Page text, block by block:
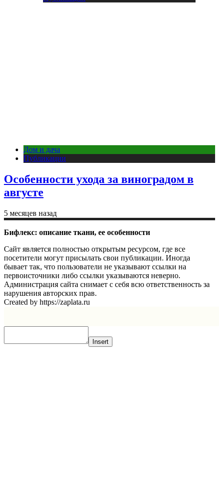
Дом и дача
Публикации
Особенности ухода за виноградом в
августе
5 месяцев назад
Бифлекс: описание ткани, ее особенности
Сайт является полностью открытым ресурсом, где все
посетители могут присылать свои публикации. Иногда
бывает так, что пользователи не указывают ссылки на
первоисточники либо ссылки указываются неверно.
Администрация сайта снимает с себя всю ответственность за
нарушения авторских прав.
Created by https://zaplata.ru
Insert